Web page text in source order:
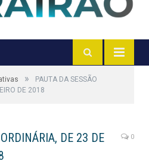
»
PAUTA DA SESSÃO
DE 2018
DE 23 DE
0